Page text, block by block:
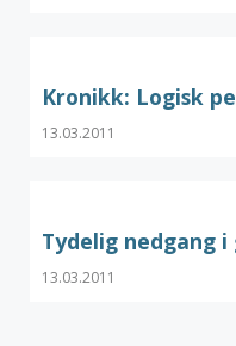
Kronikk: Logisk
13.03.2011
Tydelig nedgang
13.03.2011